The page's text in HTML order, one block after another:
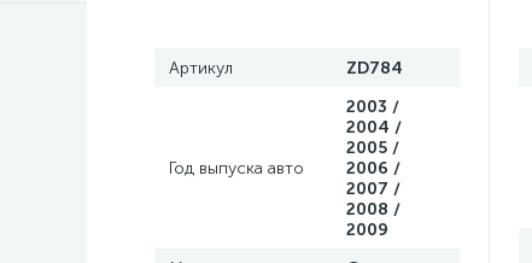
Артикул ZD784
Год выпуска авто
2003 /
2004 /
2005 /
2006 /
2007 /
2008 /
2009